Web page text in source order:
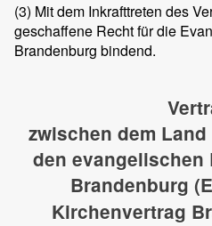
(3) Mit dem Inkrafttreten des
geschaffene Recht für die
Brandenburg bindend.
zwischen dem
den
Brandenburg
Kirchenvertrag